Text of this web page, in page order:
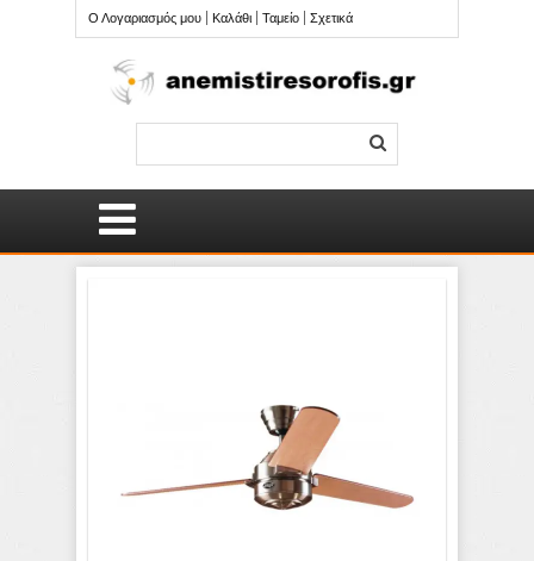
Ο Λογαριασμός μου Καλάθι Ταμείο Σχετικά